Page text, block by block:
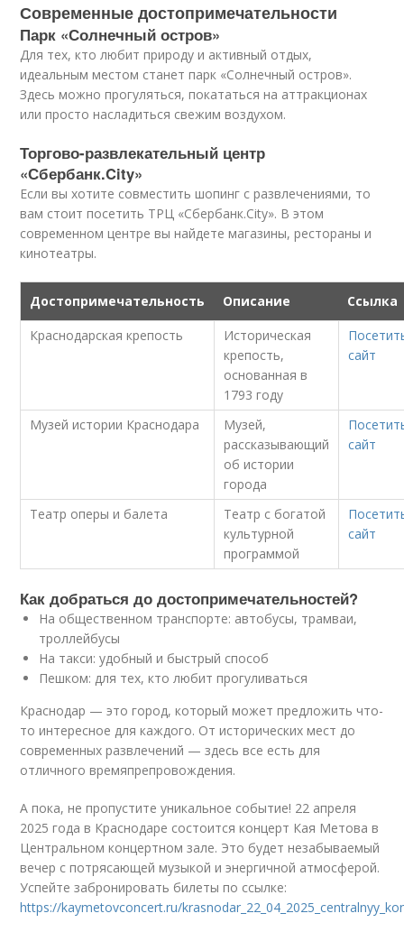
Современные достопримечательности
Парк «Солнечный остров»
Для тех, кто любит природу и активный отдых,
идеальным местом станет парк «Солнечный остров».
Здесь можно прогуляться, покататься на аттракционах
или просто насладиться свежим воздухом.
Торгово-развлекательный центр
«Сбербанк.City»
Если вы хотите совместить шопинг с развлечениями, то
вам стоит посетить ТРЦ «Сбербанк.City». В этом
современном центре вы найдете магазины, рестораны и
кинотеатры.
Достопримечательность Описание
Ссылка
Краснодарская крепость
Историческая
крепость,
основанная в
1793 году
сайт
Музей истории Краснодара
Музей,
рассказывающий
об истории
города
сайт
Театр оперы и балета
Театр с богатой
культурной
программой
сайт
Как добраться до достопримечательностей?
На общественном транспорте: автобусы, трамваи,
троллейбусы
На такси: удобный и быстрый способ
Пешком: для тех, кто любит прогуливаться
Краснодар — это город, который может предложить что-
то интересное для каждого. От исторических мест до
современных развлечений — здесь все есть для
отличного времяпрепровождения.
А пока, не пропустите уникальное событие! 22 апреля
2025 года в Краснодаре состоится концерт Кая Метова в
Центральном концертном зале. Это будет незабываемый
вечер с потрясающей музыкой и энергичной атмосферой.
Успейте забронировать билеты по ссылке:
https://kaymetovconcert.ru/